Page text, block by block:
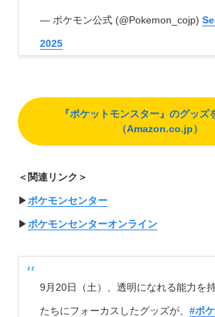
— ポケモン公式 (@Pokemon_cojp)
2025
『ポケットモンスター』のグッズ
（Amazon.co.jp）
＜関連リンク＞
▶︎ ポケモンセンター
▶︎ ポケモンセンターオンライン
9月20日（土）、透明になれる能力を
たちにフォーカスしたグッズが、 #ポ